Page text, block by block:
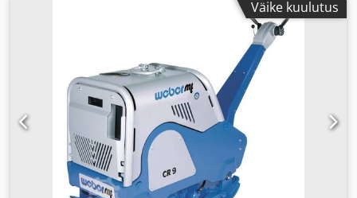
Väike kuulutus